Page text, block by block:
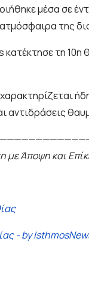
μέσα σε
της
κατέκτησε τη
αντιδράσεις
με Άποψη και
- by